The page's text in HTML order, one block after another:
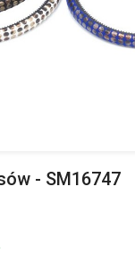
- SM16747